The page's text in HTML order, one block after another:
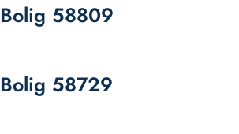
Bolig 58809
Bolig 58729